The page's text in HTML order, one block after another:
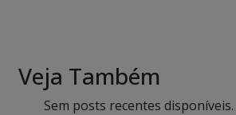
Veja Também
Sem posts recentes disponíveis.